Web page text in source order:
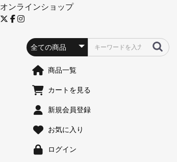
オンラインショップ
商品一覧
カートを見る
新規会員登録
お気に入り
ログイン